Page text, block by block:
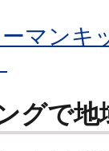
マンキ
グで地